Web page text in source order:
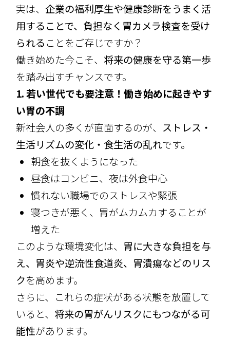
実は、 企業の福利厚生や健康診断をうまく活
用することで、負担なく胃カメラ検査を受け
られる ことをご存じですか？
働き始めた今こそ、 将来の健康を守る第一歩
を踏み出すチャンスです。
1. 若い世代でも要注意！働き始めに起きやす
い胃の不調
新社会人の多くが直面するのが、 ストレス・
生活リズムの変化・食生活の乱れです。
朝食を抜くようになった
昼食はコンビニ、夜は外食中心
慣れない職場でのストレスや緊張
寝つきが悪く、胃がムカムカすることが
増えた
このような環境変化は、 胃に大きな負担を与
え、胃炎や逆流性食道炎、胃潰瘍などのリス
クを高めます。
さらに、これらの症状がある状態を放置して
いると、 将来の胃がんリスクにもつながる可
能性があります。